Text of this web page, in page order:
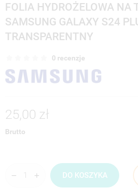
FOLIA HYDROŻELOWA NA
SAMSUNG GALAXY S24
TRANSPARENTNY
0 recenzje
25,00 zł
Brutto
DO KOSZYKA